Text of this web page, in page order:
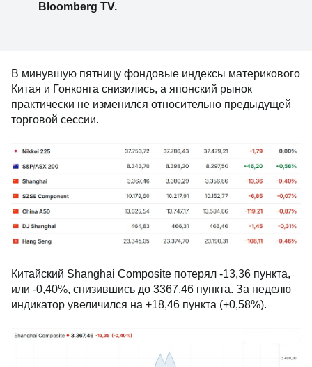
Bloomberg TV.
В минувшую пятницу фондовые индексы материкового
Китая и Гонконга снизились, а японский рынок
практически не изменился относительно предыдущей
торговой сессии.
Китайский Shanghai Composite потерял -13,36 пункта,
или -0,40%, снизившись до 3367,46 пункта. За неделю
индикатор увеличился на +18,46 пункта (+0,58%).